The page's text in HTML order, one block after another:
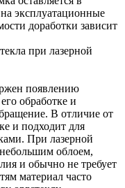
эксплуатационные
доработки зависит
при лазерной
появлению
обработке и
В отличие от
и подходит для
При лазерной
небольшим облоем,
и обычно не требует
материал часто